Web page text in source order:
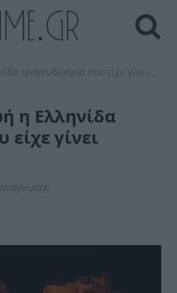
που είχε γίνει μοναχή…
η Ελληνίδα
γίνει